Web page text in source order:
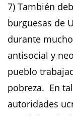
7) También
burguesas de
durante
antisocial y
pueblo
pobreza. En
autoridades